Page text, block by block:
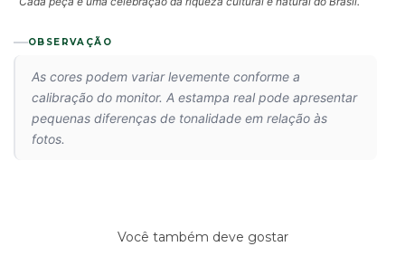
OBSERVAÇÃO
As cores podem variar levemente conforme a
calibração do monitor. A estampa real pode apresentar
pequenas diferenças de tonalidade em relação às
fotos.
Você também deve gostar